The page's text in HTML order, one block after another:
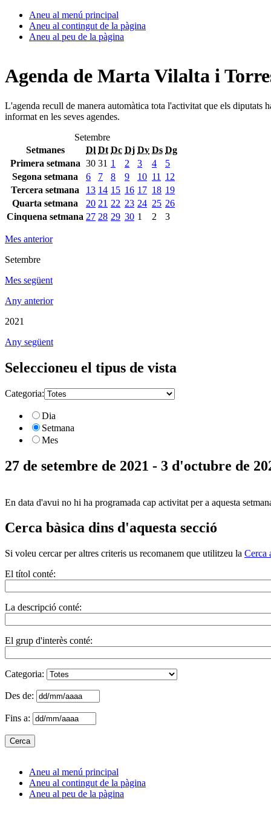
Aneu al menú principal
Aneu al contingut de la pàgina
Aneu al peu de la pàgina
Agenda de Marta Vilalta i
L'agenda recull de manera automàtica tota l'activitat que els diputats
informat en les seves agendes.
Setembre
Setmanes
Dl Dt Dc Dj Dv Ds Dg
Primera setmana 30 31 1 2 3 4
5
Segona setmana
6 7 8 9 10 11
12
Tercera setmana
13 14 15 16 17 18 19
Quarta setmana
20 21 22 23 24 25 26
Cinquena setmana 27 28 29 30 1 2 3
Mes anterior
Setembre
Mes següent
Any anterior
2021
Any següent
Seleccioneu el tipus de vista
Categoria:
Dia
Setmana
Mes
27 de setembre de 2021 - 3 d'octubre de
En data d'avui no hi ha programada cap activitat per a aquesta
Cerca bàsica dins d'aquesta secció
Si voleu cercar per altres criteris us recomanem que utilitzeu la Cerca
El títol conté:
La descripció conté:
El grup d'interès conté:
Categoria:
Des de:
Fins a:
Aneu al menú principal
Aneu al contingut de la pàgina
Aneu al peu de la pàgina